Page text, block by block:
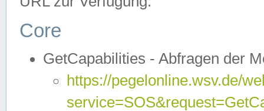
Core
GetCapabilities - Abfragen der
https://pegelonline.wsv.de/